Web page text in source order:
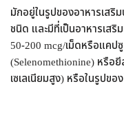
มักอยู่ในรูปของอาหารเสริ
ชนิด และมีที่เป็นอาหารเสริ
50-200 mcg/เม็ดหรือแคป
(Selenomethionine) หรือ
เซเลเนียมสูง) หรือในรูปข